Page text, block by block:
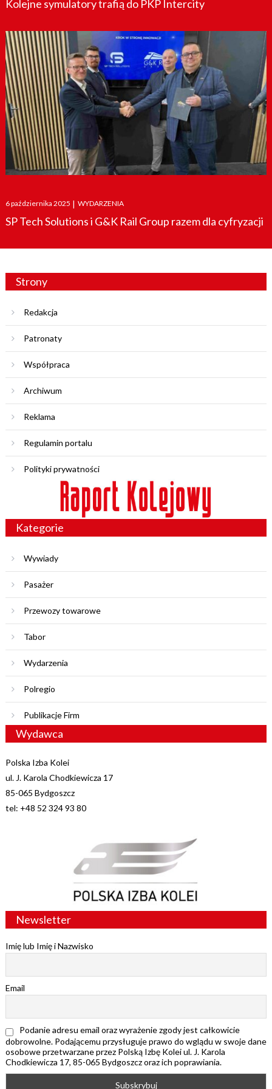
Kolejne symulatory trafią do PKP Intercity
Posted
on
6 października 2025 | WYDARZENIA
SP Tech Solutions i G&K Rail Group razem dla cyfryzacji
Strony
Redakcja
Patronaty
Współpraca
Archiwum
Reklama
Regulamin portalu
Polityki prywatności
Kategorie
Wywiady
Pasażer
Przewozy towarowe
Tabor
Wydarzenia
Polregio
Publikacje Firm
Wydawca
Polska Izba Kolei
ul. J. Karola Chodkiewicza 17
85-065 Bydgoszcz
tel: +48 52 324 93 80
Newsletter
Imię lub Imię i Nazwisko
Email
Podanie adresu email oraz wyrażenie zgody jest całkowicie
dobrowolne. Podającemu przysługuje prawo do wglądu w swoje dane
osobowe przetwarzane przez Polską Izbę Kolei ul. J. Karola
Chodkiewicza 17, 85-065 Bydgoszcz oraz ich poprawiania.